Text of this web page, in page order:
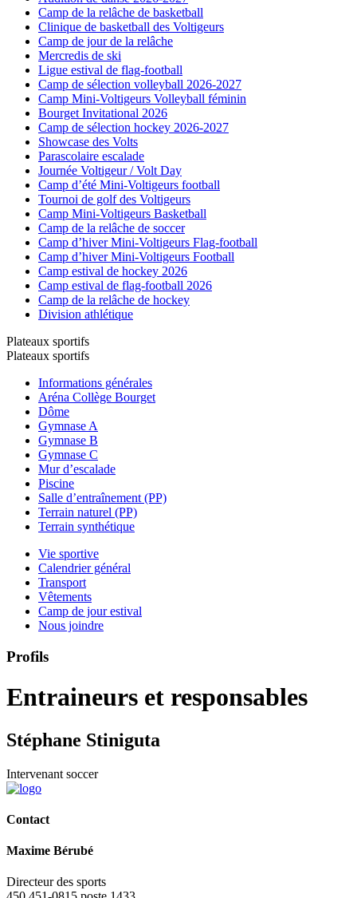
Camp de la relâche de basketball
Clinique de basketball des Voltigeurs
Camp de jour de la relâche
Mercredis de ski
Ligue estival de flag-football
Camp de sélection volleyball 2026-2027
Camp Mini-Voltigeurs Volleyball féminin
Bourget Invitational 2026
Camp de sélection hockey 2026-2027
Showcase des Volts
Parascolaire escalade
Journée Voltigeur / Volt Day
Camp d’été Mini-Voltigeurs football
Tournoi de golf des Voltigeurs
Camp Mini-Voltigeurs Basketball
Camp de la relâche de soccer
Camp d’hiver Mini-Voltigeurs Flag-football
Camp d’hiver Mini-Voltigeurs Football
Camp estival de hockey 2026
Camp estival de flag-football 2026
Camp de la relâche de hockey
Division athlétique
Plateaux sportifs
Plateaux sportifs
Informations générales
Aréna Collège Bourget
Dôme
Gymnase A
Gymnase B
Gymnase C
Mur d’escalade
Piscine
Salle d’entraînement (PP)
Terrain naturel (PP)
Terrain synthétique
Vie sportive
Calendrier général
Transport
Vêtements
Camp de jour estival
Nous joindre
Profils
Entraineurs et responsables
Stéphane Stiniguta
Intervenant soccer
Contact
Maxime Bérubé
Directeur des sports